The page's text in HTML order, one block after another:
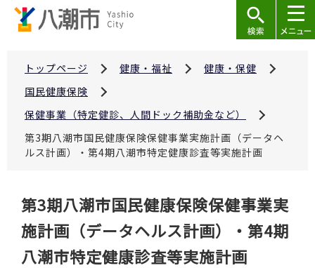
トップページ 健康・福祉
健康・保健
国民健康保険
保健事業（特定健診、人間ドック補助金など）
第3期八潮市国民健康保険保健事業実施計画（データヘ
ルス計画）・第4期八潮市特定健康診査等実施計画
第3期八潮市国民健康保険保健事業実
施計画（データヘルス計画）・第4期
八潮市特定健康診査等実施計画